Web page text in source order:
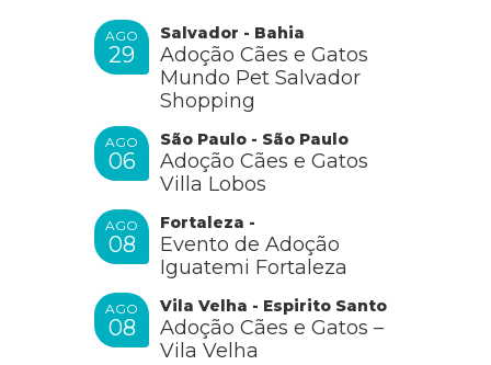
AGO
29
Salvador - Bahia
Adoção Cães e Gatos
Mundo Pet Salvador
Shopping
AGO
06
São Paulo - São Paulo
Adoção Cães e Gatos
Villa Lobos
AGO
08
Fortaleza -
Evento de Adoção
Iguatemi Fortaleza
AGO
08
Vila Velha - Espirito Santo
Adoção Cães e Gatos –
Vila Velha